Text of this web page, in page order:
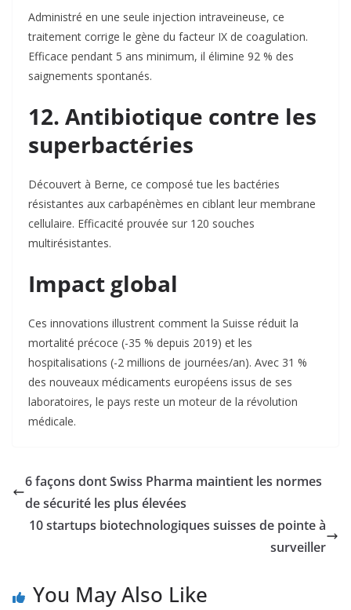
Administré en une seule injection intraveineuse, ce
traitement corrige le gène du facteur IX de coagulation.
Efficace pendant 5 ans minimum, il élimine 92 % des
saignements spontanés.
12. Antibiotique contre les
superbactéries
Découvert à Berne, ce composé tue les bactéries
résistantes aux carbapénèmes en ciblant leur membrane
cellulaire. Efficacité prouvée sur 120 souches
multirésistantes.
Impact global
Ces innovations illustrent comment la Suisse réduit la
mortalité précoce (-35 % depuis 2019) et les
hospitalisations (-2 millions de journées/an). Avec 31 %
des nouveaux médicaments européens issus de ses
laboratoires, le pays reste un moteur de la révolution
médicale.
6 façons dont Swiss Pharma maintient les normes
de sécurité les plus élevées
10 startups biotechnologiques suisses de pointe à
surveiller
You May Also Like